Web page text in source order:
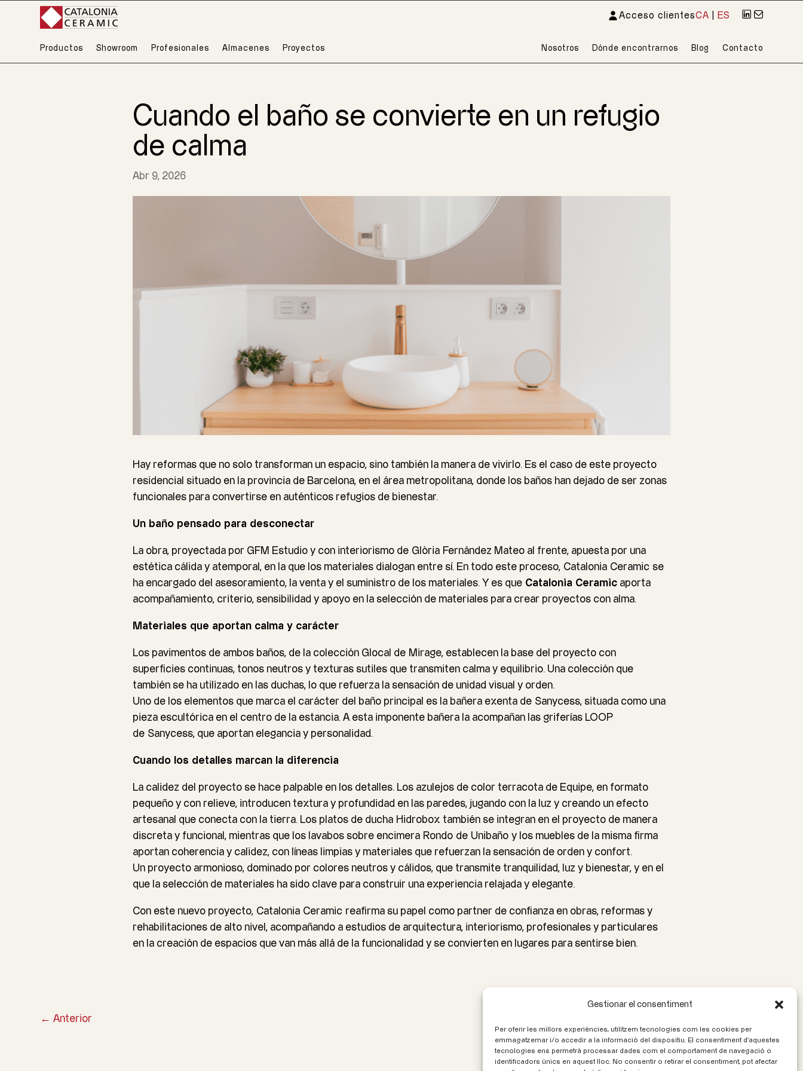
Gestionar el consentiment
Per oferir les millors experiències, utilitzem tecnologies com les cookies per
emmagatzemar i/o accedir a la informació del dispositiu. El consentiment d'aquestes
tecnologies ens permetrà processar dades com el comportament de navegació o
identificadors únics en aquest lloc. No consentir o retirar el consentiment, pot afectar
Acceso clientesCA ES
Productos Showroom Profesionales Almacenes Proyectos Nosotros Dónde encontrarnos Blog Contacto
Cuando el baño se convierte en un refugio
de calma
Abr 9, 2026
Hay reformas que no solo transforman un espacio, sino también la manera de vivirlo. Es el caso de este proyecto
residencial situado en la provincia de Barcelona, en el área metropolitana, donde los baños han dejado de ser zonas
funcionales para convertirse en auténticos refugios de bienestar.
Un baño pensado para desconectar
La obra, proyectada por GFM Estudio y con interiorismo de Glòria Fernández Mateo al frente, apuesta por una
estética cálida y atemporal, en la que los materiales dialogan entre sí. En todo este proceso, Catalonia Ceramic se
ha encargado del asesoramiento, la venta y el suministro de los materiales. Y es que Catalonia Ceramic aporta
acompañamiento, criterio, sensibilidad y apoyo en la selección de materiales para crear proyectos con alma.
Materiales que aportan calma y carácter
Los pavimentos de ambos baños, de la colección Glocal de Mirage, establecen la base del proyecto con
superficies continuas, tonos neutros y texturas sutiles que transmiten calma y equilibrio. Una colección que
también se ha utilizado en las duchas, lo que refuerza la sensación de unidad visual y orden.
Uno de los elementos que marca el carácter del baño principal es la bañera exenta de Sanycess, situada como una
pieza escultórica en el centro de la estancia. A esta imponente bañera la acompañan las griferías LOOP
de Sanycess, que aportan elegancia y personalidad.
Cuando los detalles marcan la diferencia
La calidez del proyecto se hace palpable en los detalles. Los azulejos de color terracota de Equipe, en formato
pequeño y con relieve, introducen textura y profundidad en las paredes, jugando con la luz y creando un efecto
artesanal que conecta con la tierra. Los platos de ducha Hidrobox también se integran en el proyecto de manera
discreta y funcional, mientras que los lavabos sobre encimera Rondo de Unibaño y los muebles de la misma firma
aportan coherencia y calidez, con líneas limpias y materiales que refuerzan la sensación de orden y confort.
Un proyecto armonioso, dominado por colores neutros y cálidos, que transmite tranquilidad, luz y bienestar, y en el
que la selección de materiales ha sido clave para construir una experiencia relajada y elegante.
Con este nuevo proyecto, Catalonia Ceramic reafirma su papel como partner de confianza en obras, reformas y
rehabilitaciones de alto nivel, acompañando a estudios de arquitectura, interiorismo, profesionales y particulares
en la creación de espacios que van más allá de la funcionalidad y se convierten en lugares para sentirse bien.
←Anterior